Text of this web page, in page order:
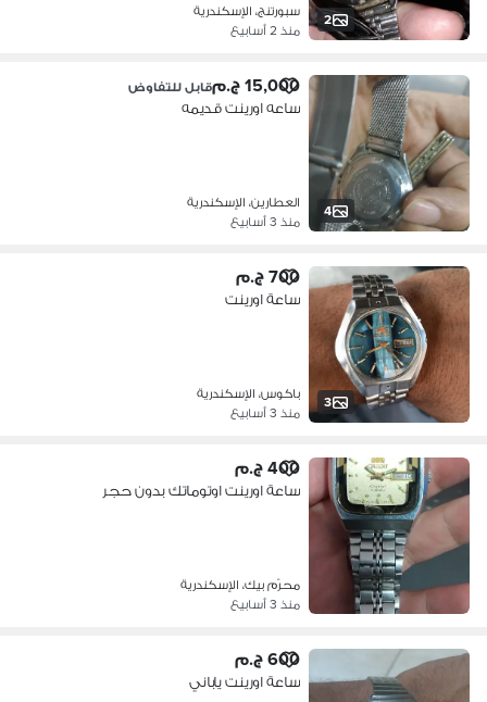
2
سبورتنج، الإسكندرية
منذ 2 أسابيع
4
15,000 ج.م قابل للتفاوض
ساعه اورينت قديمه
العطارين، الإسكندرية
منذ 3 أسابيع
3
700 ج.م
ساعة اورينت
باكوس، الإسكندرية
منذ 3 أسابيع
400 ج.م
ساعة اورينت اوتوماتك بدون حجر
محرّم بيك، الإسكندرية
منذ 3 أسابيع
600 ج.م
ساعة اورينت ياباني